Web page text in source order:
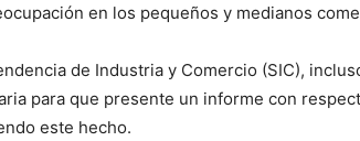
en los pequeños y medianos
de Industria y Comercio (SIC),
para que presente un informe con
este hecho.